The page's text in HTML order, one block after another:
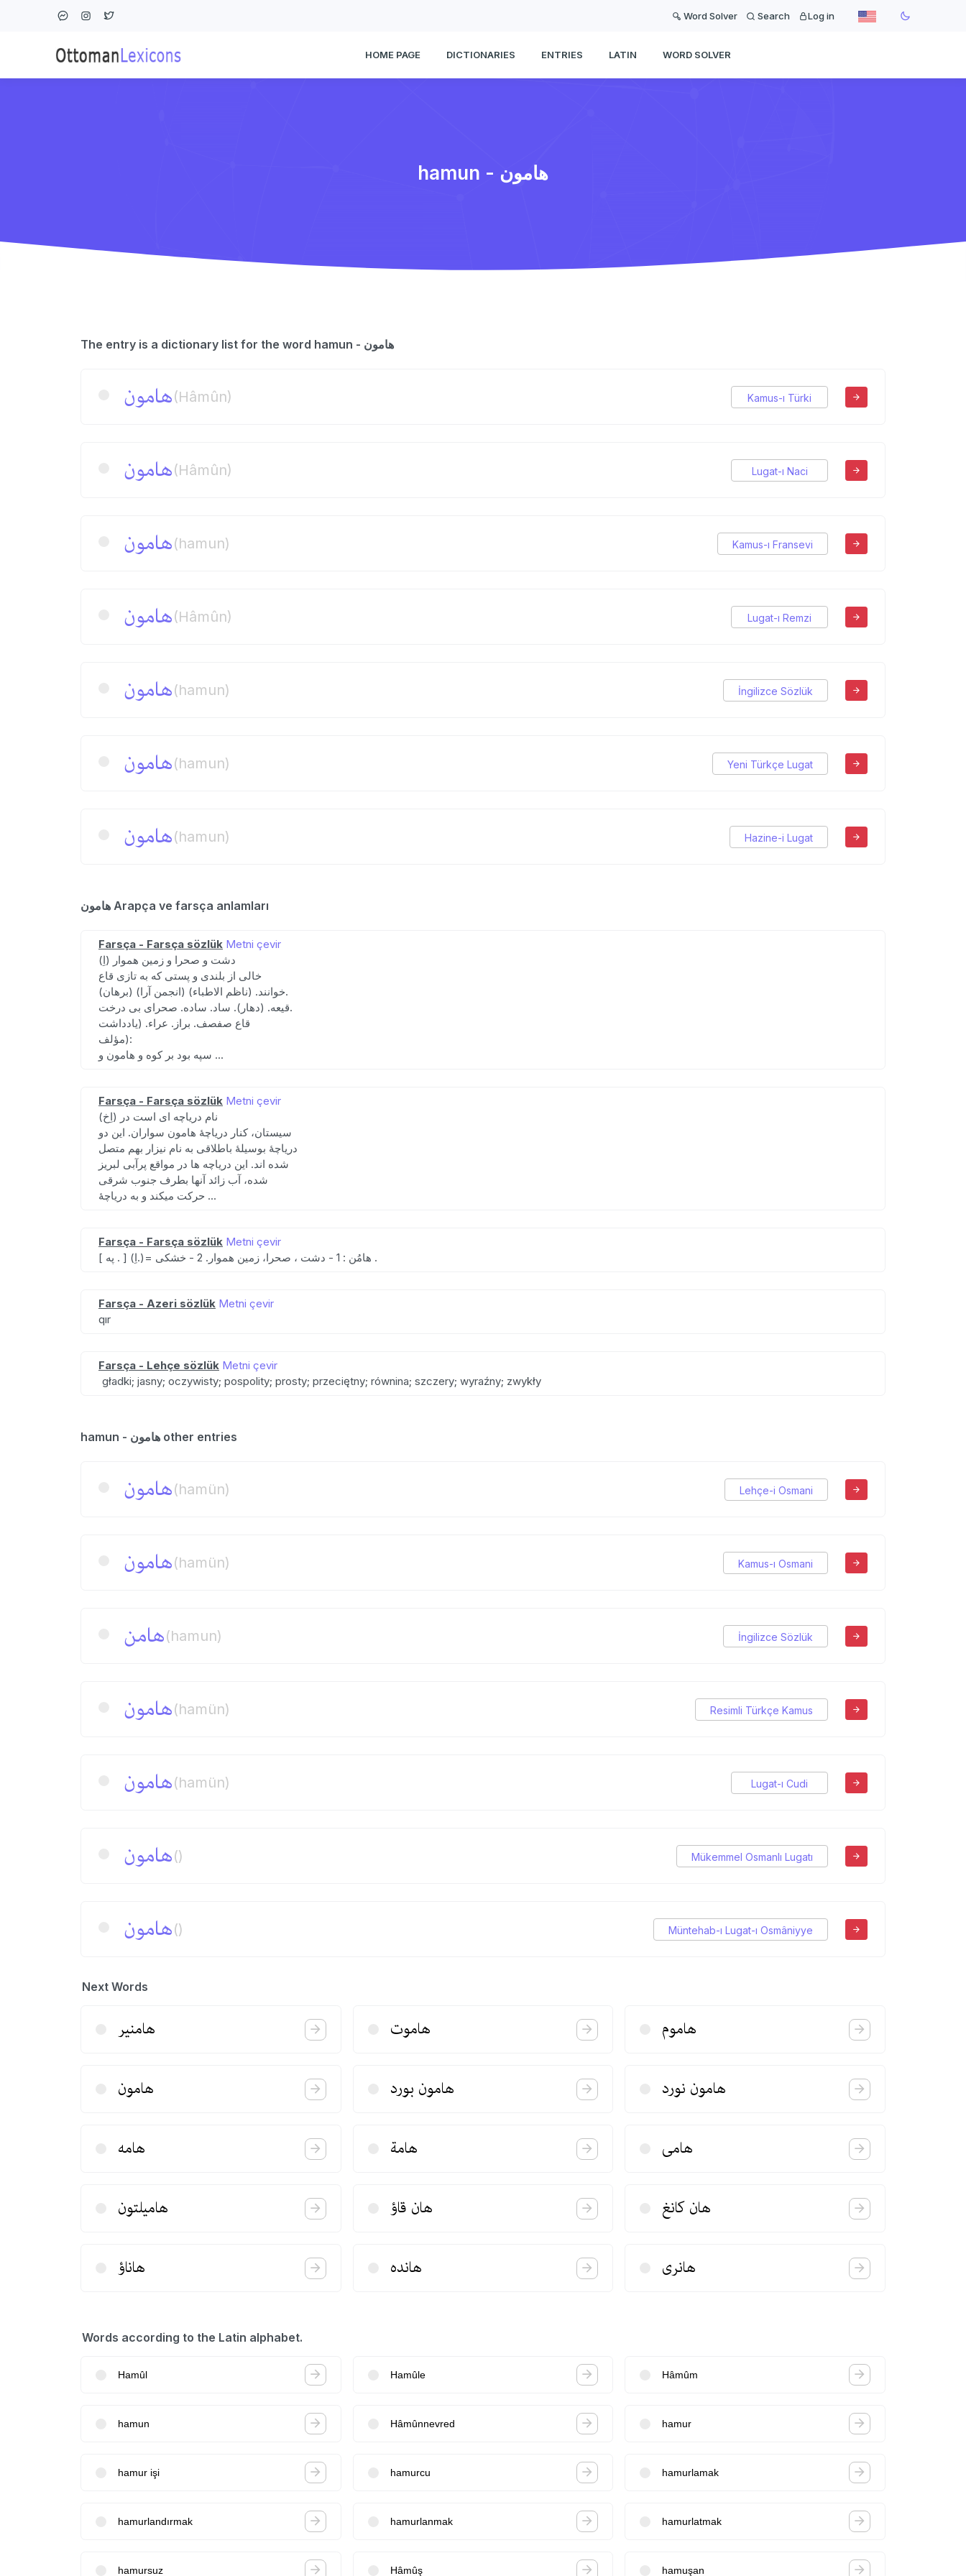
Word Solver Search Log in
HOME PAGE DICTIONARIES ENTRIES LATIN WORD SOLVER
hamun - هامون
The entry is a dictionary list for the word hamun - هامون
هامون(Hâmûn) Kamus-ı Türki
هامون(Hâmûn) Lugat-ı Naci
هامون(hamun) Kamus-ı Fransevi
هامون(Hâmûn) Lugat-ı Remzi
هامون(hamun) İngilizce Sözlük
هامون(hamun) Yeni Türkçe Lugat
هامون(hamun) Hazine-i Lugat
هامون Arapça ve farsça anlamları
Farsça - Farsça sözlük Metni çevir
(اِ) دشت و صحرا و زمین هموار
خالی از بلندی و پستی که به تازی قاع
خوانند. (ناظم الاطباء) (انجمن آرا) (برهان).
قیعه. (دهار). ساد. ساده. صحرای بی درخت.
قاع صفصف. براز. عراء. (یادداشت
مؤلف):
سپه بود بر کوه و هامون و ...
Farsça - Farsça sözlük Metni çevir
(اِخ) نام دریاچه ای است در
سیستان، کنار دریاچهٔ هامون سواران. این دو
دریاچهٔ بوسیلهٔ باطلاقی به نام نیزار بهم متصل
شده اند. این دریاچه ها در مواقع پرآبی لبریز
شده، آب زائد آنها بطرف جنوب شرقی
حرکت میکند و به دریاچهٔ ...
Farsça - Farsça sözlük Metni çevir
[ په . ] (اِ.)= هامُن : 1 - دشت ، صحرا، زمین هموار. 2 - خشکی .
Farsça - Azeri sözlük Metni çevir
qır
Farsça - Lehçe sözlük Metni çevir
gładki; jasny; oczywisty; pospolity; prosty; przeciętny; równina; szczery; wyraźny; zwykły
hamun - هامون other entries
هامون(hamün) Lehçe-i Osmani
هامون(hamün) Kamus-ı Osmani
هامن(hamun) İngilizce Sözlük
هامون(hamün) Resimli Türkçe Kamus
هامون(hamün) Lugat-ı Cudi
هامون() Mükemmel Osmanlı Lugatı
هامون() Müntehab-ı Lugat-ı Osmâniyye
Next Words
هامنیر هاموت هاموم
هامون هامون بورد هامون نورد
هامه هامة هامی
هامیلتون هان قاؤ هان كانغ
هاناؤ هانده هانری
Words according to the Latin alphabet.
Hamûl Hamûle Hâmûm
hamun Hâmûnnevred hamur
hamur işi hamurcu hamurlamak
hamurlandırmak hamurlanmak hamurlatmak
hamursuz Hâmûş hamuşan